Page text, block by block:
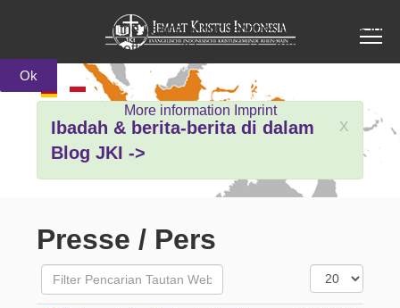
x
Ibadah & berita-berita di dalam
Blog JKI ->
Presse / Pers
Tidak Ditayangkan Filter
Tampilkan
#
to EIKG / JKI. With the usage of our services you permit us to
use cookies. Your settings will be saved for 365 days.
Ok
More information Imprint